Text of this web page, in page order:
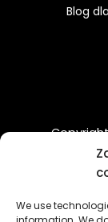
We use
Blog
przez